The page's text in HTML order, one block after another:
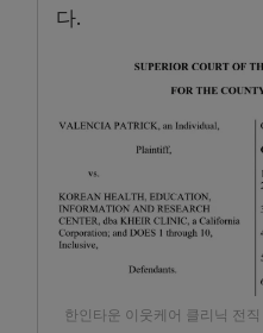
다.
한인타운 이웃케어 클리닉 전